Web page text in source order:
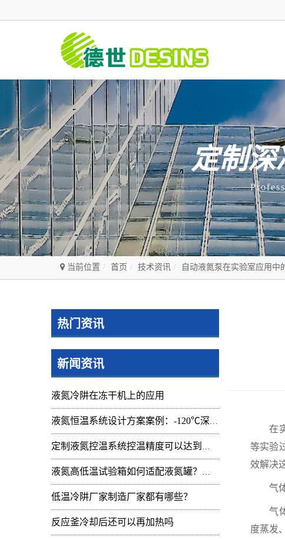
定制深
当前位置 首页 技术资讯 自动液氮泵在实验室应用中
热门资讯
新闻资讯
液氮冷阱在冻干机上的应用
液氮恒温系统设计方案案例：-120℃深冷控温装置实操记录
定制液氮控温系统控温精度可以达到的范围及应用
液氮高低温试验箱如何适配液氮罐？核心要点与实操指南
低温冷阱厂家制造厂家都有哪些？
反应釜冷却后还可以再加热吗
在实
等实验
效解决
气体
气体
度蒸发